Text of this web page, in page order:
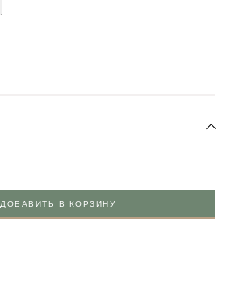
ДОБАВИТЬ В КОРЗИНУ